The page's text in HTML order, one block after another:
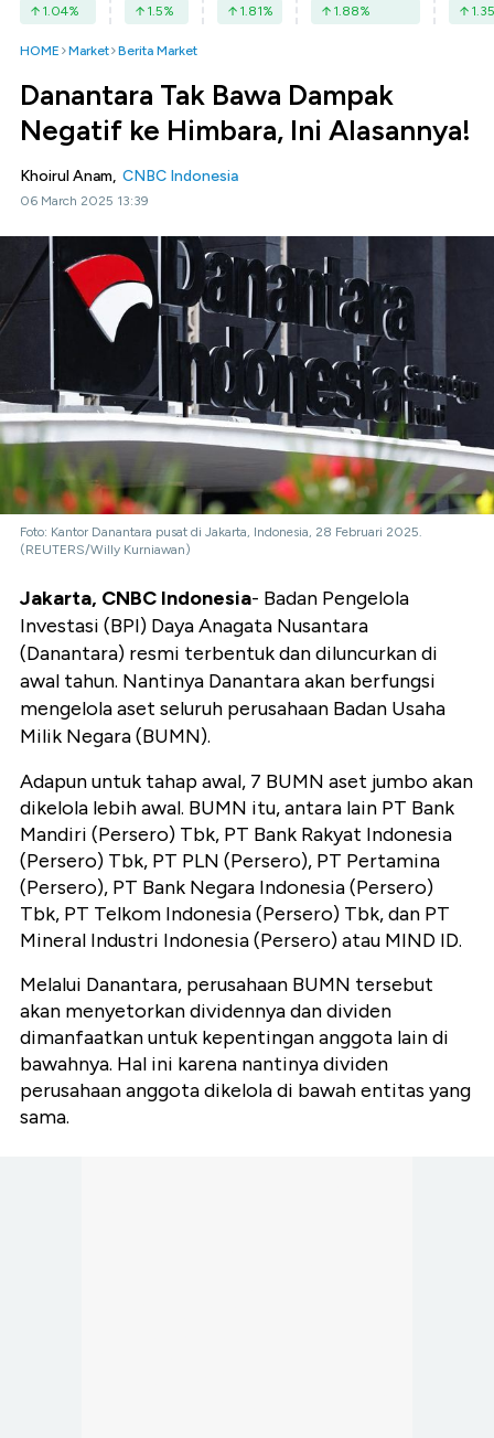
1.04% 1.5% 1.81% 1.88% 1.35
HOME Market Berita Market
Danantara Tak Bawa Dampak
Negatif ke Himbara, Ini Alasannya!
Khoirul Anam, CNBC Indonesia
06 March 2025 13:39
Foto: Kantor Danantara pusat di Jakarta, Indonesia, 28 Februari 2025.
(REUTERS/Willy Kurniawan)
Jakarta, CNBC Indonesia- Badan Pengelola
Investasi (BPI) Daya Anagata Nusantara
(Danantara) resmi terbentuk dan diluncurkan di
awal tahun. Nantinya Danantara akan berfungsi
mengelola aset seluruh perusahaan Badan Usaha
Milik Negara (BUMN).
Adapun untuk tahap awal, 7 BUMN aset jumbo akan
dikelola lebih awal. BUMN itu, antara lain PT Bank
Mandiri (Persero) Tbk, PT Bank Rakyat Indonesia
(Persero) Tbk, PT PLN (Persero), PT Pertamina
(Persero), PT Bank Negara Indonesia (Persero)
Tbk, PT Telkom Indonesia (Persero) Tbk, dan PT
Mineral Industri Indonesia (Persero) atau MIND ID.
Melalui Danantara, perusahaan BUMN tersebut
akan menyetorkan dividennya dan dividen
dimanfaatkan untuk kepentingan anggota lain di
bawahnya. Hal ini karena nantinya dividen
perusahaan anggota dikelola di bawah entitas yang
sama.